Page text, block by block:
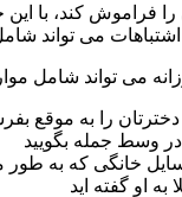
فراموش کند، با
اشتباهات می تواند
می تواند شامل
را به موقع
وسط جمله بگویید
خانگی که به طور
او گفته اید